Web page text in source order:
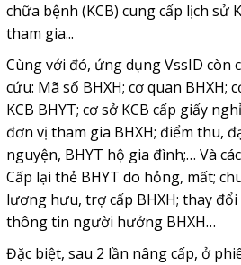
chữa bệnh (KCB) cung cấp lịch sử
tham gia...
Cùng với đó, ứng dụng VssID còn
cứu: Mã số BHXH; cơ quan BHXH;
KCB BHYT; cơ sở KCB cấp giấy
đơn vị tham gia BHXH; điểm thu,
nguyện, BHYT hộ gia đình;… Và
Cấp lại thẻ BHYT do hỏng, mất;
lương hưu, trợ cấp BHXH; thay
thông tin người hưởng BHXH…
Đặc biệt, sau 2 lần nâng cấp, ở